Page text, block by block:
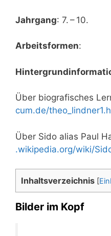
Jahr­gang: 7. – 10.
Arbeits­for­men:
Über bio­gra­fi­sches
cum​.de/​
Über Sido ali­as Paul
.wiki​pe​dia​.org/​w​i​k​i​/​
Inhalts­ver­zeich­nis [
Bilder im Kopf